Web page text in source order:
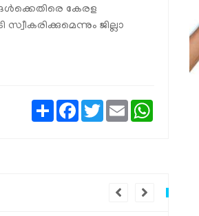
കേരള
ജില്ലാ
ShareFacebook
TwitterEmail